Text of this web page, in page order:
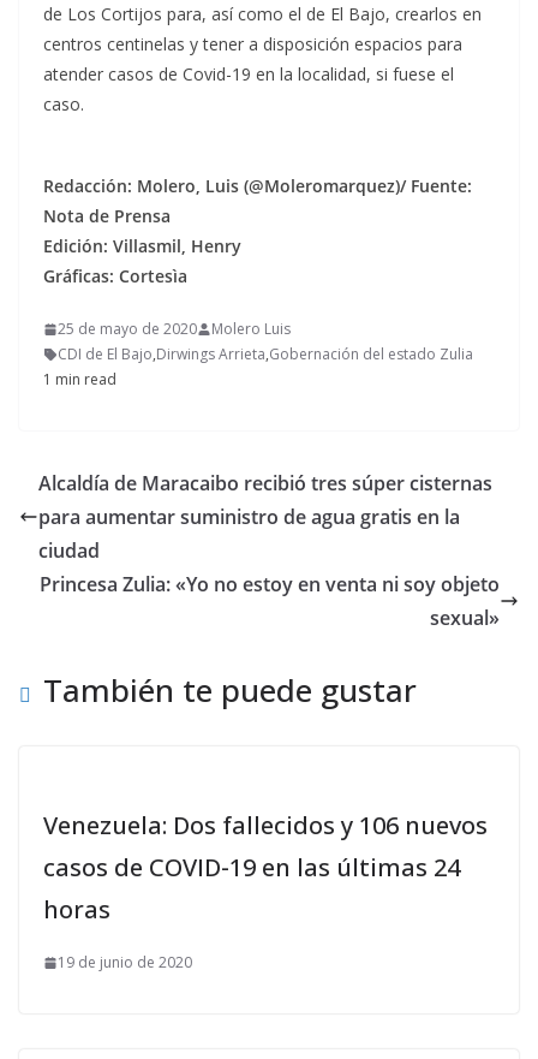
de Los Cortijos para, así como el de El Bajo, crearlos en
centros centinelas y tener a disposición espacios para
atender casos de Covid-19 en la localidad, si fuese el
caso.
Redacción: Molero, Luis (@Moleromarquez)/ Fuente:
Nota de Prensa
Edición: Villasmil, Henry
Gráficas: Cortesìa
25 de mayo de 2020
Molero Luis
CDI de El Bajo,Dirwings Arrieta,Gobernación del estado Zulia
1 min read
Alcaldía de Maracaibo recibió tres súper cisternas
para aumentar suministro de agua gratis en la
ciudad
Princesa Zulia: «Yo no estoy en venta ni soy objeto
sexual»
También te puede gustar
Venezuela: Dos fallecidos y 106 nuevos
casos de COVID-19 en las últimas 24
horas
19 de junio de 2020